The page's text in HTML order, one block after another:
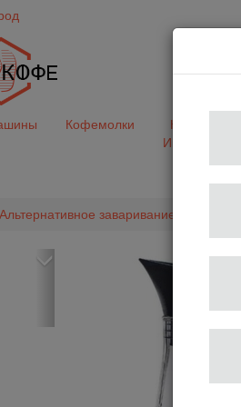
Кофемолки
Кофе&Чай
Ингредиенты
Альтернативное заваривание